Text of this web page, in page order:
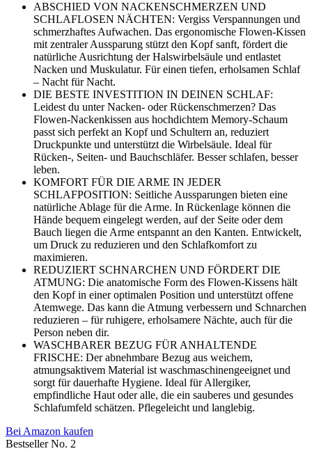
ABSCHIED VON NACKENSCHMERZEN UND
SCHLAFLOSEN NÄCHTEN: Vergiss Verspannungen und
schmerzhaftes Aufwachen. Das ergonomische Flowen-Kissen
mit zentraler Aussparung stützt den Kopf sanft, fördert die
natürliche Ausrichtung der Halswirbelsäule und entlastet
Nacken und Muskulatur. Für einen tiefen, erholsamen Schlaf
– Nacht für Nacht.
DIE BESTE INVESTITION IN DEINEN SCHLAF:
Leidest du unter Nacken- oder Rückenschmerzen? Das
Flowen-Nackenkissen aus hochdichtem Memory-Schaum
passt sich perfekt an Kopf und Schultern an, reduziert
Druckpunkte und unterstützt die Wirbelsäule. Ideal für
Rücken-, Seiten- und Bauchschläfer. Besser schlafen, besser
leben.
KOMFORT FÜR DIE ARME IN JEDER
SCHLAFPOSITION: Seitliche Aussparungen bieten eine
natürliche Ablage für die Arme. In Rückenlage können die
Hände bequem eingelegt werden, auf der Seite oder dem
Bauch liegen die Arme entspannt an den Kanten. Entwickelt,
um Druck zu reduzieren und den Schlafkomfort zu
maximieren.
REDUZIERT SCHNARCHEN UND FÖRDERT DIE
ATMUNG: Die anatomische Form des Flowen-Kissens hält
den Kopf in einer optimalen Position und unterstützt offene
Atemwege. Das kann die Atmung verbessern und Schnarchen
reduzieren – für ruhigere, erholsamere Nächte, auch für die
Person neben dir.
WASCHBARER BEZUG FÜR ANHALTENDE
FRISCHE: Der abnehmbare Bezug aus weichem,
atmungsaktivem Material ist waschmaschinengeeignet und
sorgt für dauerhafte Hygiene. Ideal für Allergiker,
empfindliche Haut oder alle, die ein sauberes und gesundes
Schlafumfeld schätzen. Pflegeleicht und langlebig.
Bei Amazon kaufen
Bestseller No. 2